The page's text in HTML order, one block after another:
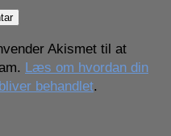
Akismet til at
Læs om hvordan din
behandlet.